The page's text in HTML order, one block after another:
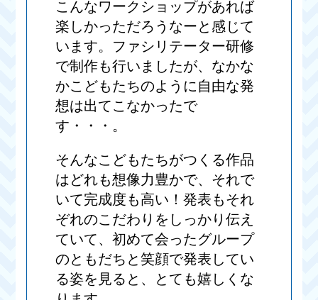
こんなワークショップがあれば
楽しかっただろうなーと感じて
います。ファシリテーター研修
で制作も行いましたが、なかな
かこどもたちのように自由な発
想は出てこなかったで
す・・・。
そんなこどもたちがつくる作品
はどれも想像力豊かで、それで
いて完成度も高い！発表もそれ
ぞれのこだわりをしっかり伝え
ていて、初めて会ったグループ
のともだちと笑顔で発表してい
る姿を見ると、とても嬉しくな